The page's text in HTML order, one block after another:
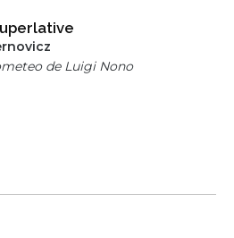
de Luigi Nono